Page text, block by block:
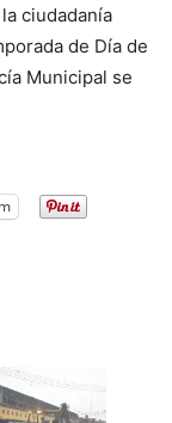
ciudadanía
de Día de
Municipal se